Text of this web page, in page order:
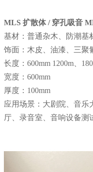
MLS 扩散体/ 穿孔吸音
基材：普通杂木、防潮基
饰面：木皮、油漆、三聚
长度：600mm 1200m、
宽度：600mm
厚度：100mm
应用场景：大剧院、音乐
厅、录音室、音响设备测